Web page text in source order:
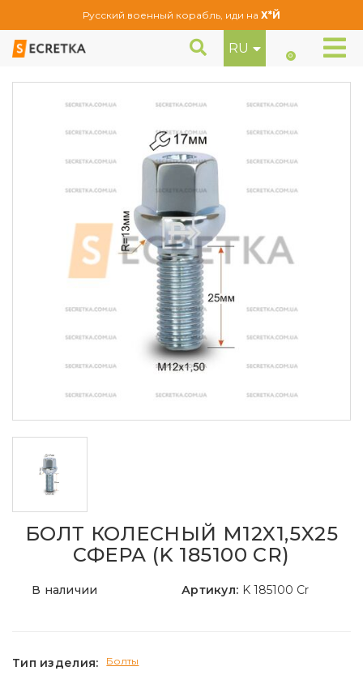
Русский военный корабль, иди на Х*Й
RU 0
Болты
БОЛТ КОЛЕСНЫЙ M12X1,5X25
СФЕРА (K 185100 CR)
В наличии Артикул: K 185100 Cr
Тип изделия: Болты